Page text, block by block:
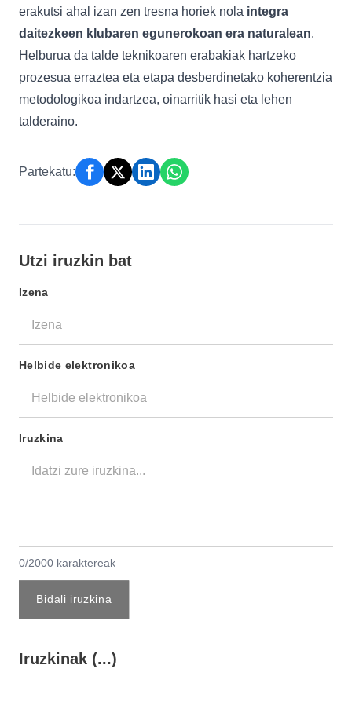
erakutsi ahal izan zen tresna horiek nola integra
daitezkeen klubaren egunerokoan era naturalean.
Helburua da talde teknikoaren erabakiak hartzeko
prozesua erraztea eta etapa desberdinetako koherentzia
metodologikoa indartzea, oinarritik hasi eta lehen
talderaino.
Partekatu:
Utzi iruzkin bat
Izena
Helbide elektronikoa
Iruzkina
0/2000 karaktereak
Bidali iruzkina
Iruzkinak (...)